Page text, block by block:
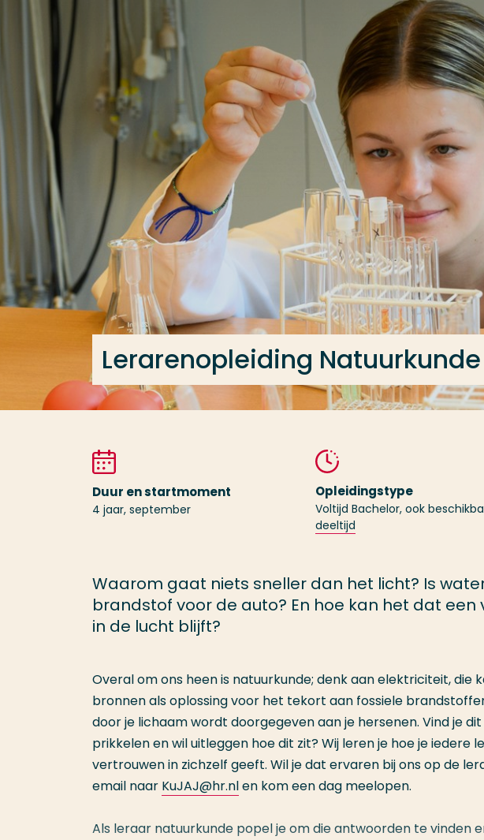
Lerarenopleiding
Duur en startmoment
4 jaar, september
Opleidingstype
Voltijd Bachelor, ook
deeltijd
Waarom gaat niets sneller dan het licht? Is
brandstof voor de auto? En hoe kan het dat
in de lucht blijft?
Overal om ons heen is natuurkunde; denk aan elektriciteit, die
bronnen als oplossing voor het tekort aan fossiele
door je lichaam wordt doorgegeven aan je hersenen. Vind je
prikkelen en wil uitleggen hoe dit zit? Wij leren je hoe je iedere
vertrouwen in zichzelf geeft. Wil je dat ervaren bij ons op de
email naar KuJAJ@hr.nlen kom een dag meelopen.
Als leraar natuurkunde popel je om die antwoorden te vinden
Veel gezocht
Opleiding
Contact